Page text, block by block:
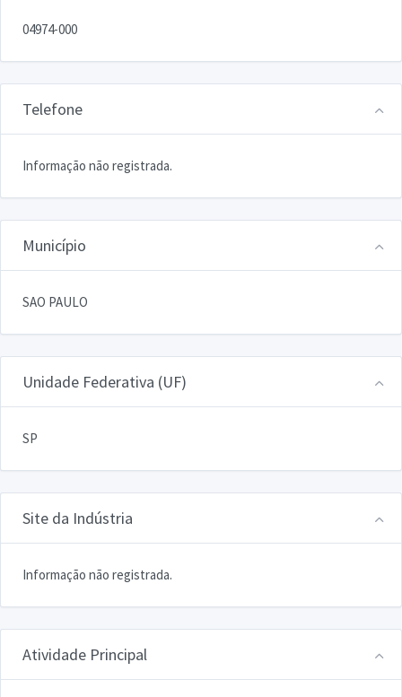
04974-000
Telefone
Informação não registrada.
Município
SAO PAULO
Unidade Federativa (UF)
SP
Site da Indústria
Informação não registrada.
Atividade Principal